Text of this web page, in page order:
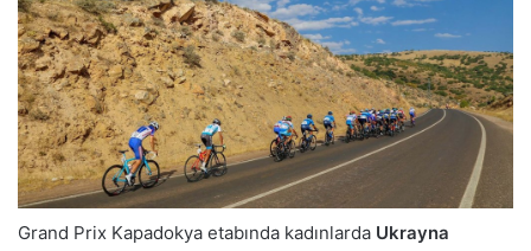
Grand Prix Kapadokya etabında kadınlarda Ukrayna